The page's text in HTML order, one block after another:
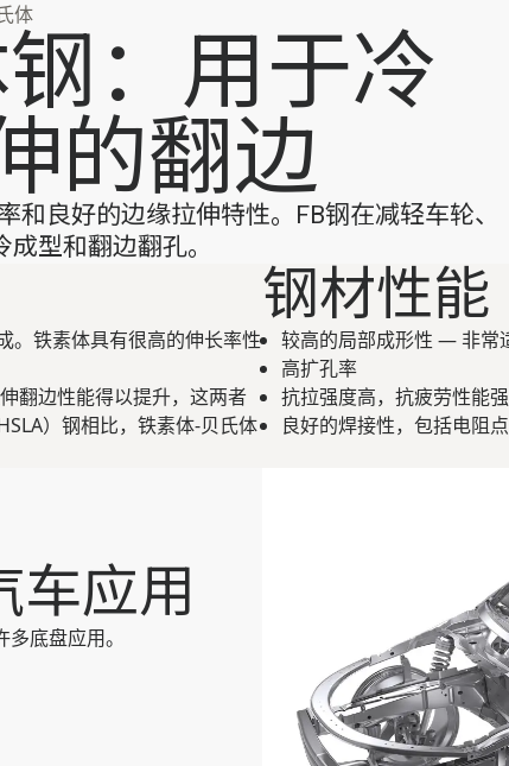
体
：用于冷
的翻边
良好的边缘拉伸特性。FB钢在减轻车轮、
型和翻边翻孔。
。铁素体具有很高的伸长率性
翻边性能得以提升，这两者
）钢相比，铁素体-贝氏体
钢材性能
较高的局部成形性 — 非常
高扩孔率
抗拉强度高，抗疲劳性能
良好的焊接性，包括电阻
车应用
底盘应用。